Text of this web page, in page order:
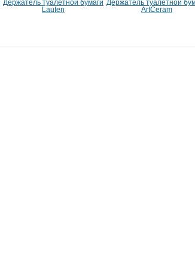
Держатель туалетной бумаги
Laufen
Держатель туалетной
ArtCeram